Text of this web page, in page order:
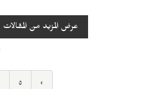
عرض المزيد من المقالات
٥ ›